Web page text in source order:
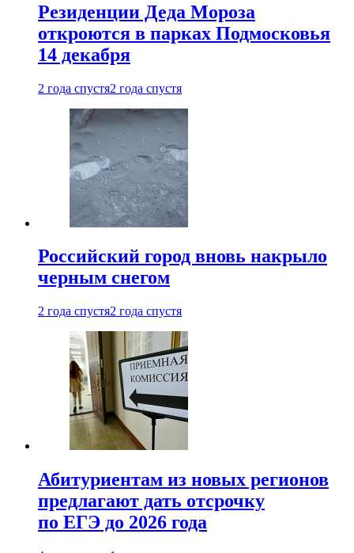
Резиденции Деда Мороза
откроются в парках Подмосковья
14 декабря
2 года спустя2 года спустя
Российский город вновь накрыло
черным снегом
2 года спустя2 года спустя
Абитуриентам из новых регионов
предлагают дать отсрочку
по ЕГЭ до 2026 года